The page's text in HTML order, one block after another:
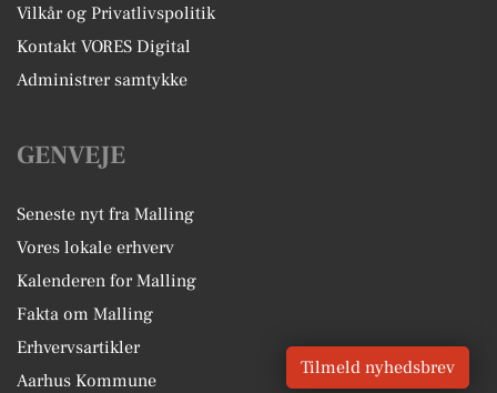
Vilkår og Privatlivspolitik
Kontakt VORES Digital
Administrer samtykke
GENVEJE
Seneste nyt fra Malling
Vores lokale erhverv
Kalenderen for Malling
Fakta om Malling
Erhvervsartikler
Aarhus Kommune
Tilmeld nyhedsbrev